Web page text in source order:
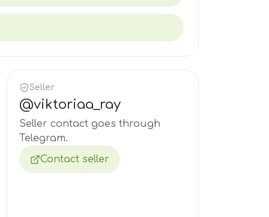
Seller
@viktoriaa_ray
Seller contact goes through
Telegram.
Contact seller